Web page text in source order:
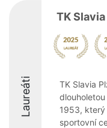
Laureáti
TK
TK Slavia
1953, který
sportovní